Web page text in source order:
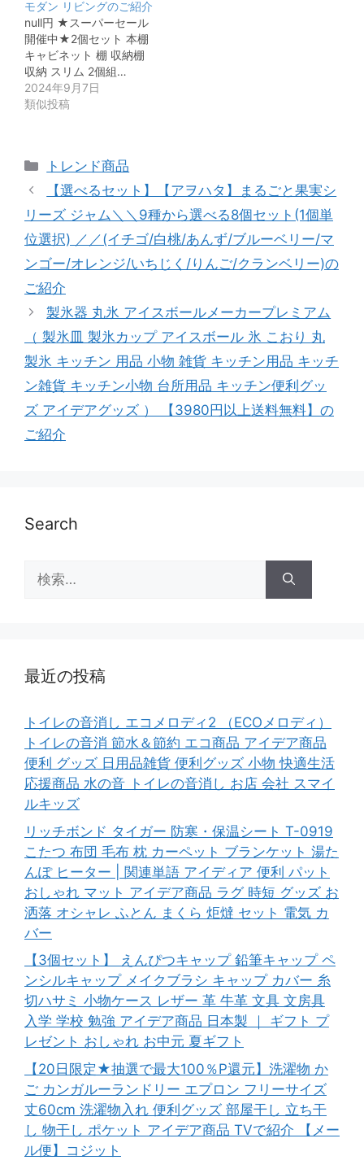
モダン リビングのご紹介
null円 ★スーパーセール
開催中★2個セット 本棚
キャビネット 棚 収納棚
収納 スリム 2個組…
2024年9月7日
類似投稿
カ
テ
リ
ー
トレンド商品
【選べるセット】【アヲハタ】まるごと果実シ
リーズ ジャム＼＼9種から選べる8個セット(1個単
位選択) ／／(イチゴ/白桃/あんず/ブルーベリー/マ
ンゴー/オレンジ/いちじく/りんご/クランベリー)の
ご紹介
製氷器 丸氷 アイスボールメーカープレミアム
（ 製氷皿 製氷カップ アイスボール 氷 こおり 丸
製氷 キッチン 用品 小物 雑貨 キッチン用品 キッチ
ン雑貨 キッチン小物 台所用品 キッチン便利グッ
ズ アイデアグッズ ） 【3980円以上送料無料】の
ご紹介
Search
索:
最近の投稿
トイレの音消し エコメロディ2 （ECOメロディ）
トイレの音消 節水＆節約 エコ商品 アイデア商品
便利 グッズ 日用品雑貨 便利グッズ 小物 快適生活
応援商品 水の音 トイレの音消し お店 会社 スマイ
ルキッズ
リッチボンド タイガー 防寒・保温シート T-0919
こたつ 布団 毛布 枕 カーペット ブランケット 湯た
んぽ ヒーター | 関連単語 アイディア 便利 パット
おしゃれ マット アイデア商品 ラグ 時短 グッズ お
洒落 オシャレ ふとん まくら 炬燵 セット 電気 カ
バー
【3個セット】 えんぴつキャップ 鉛筆キャップ ペ
ンシルキャップ メイクブラシ キャップ カバー 糸
切ハサミ 小物ケース レザー 革 牛革 文具 文房具
入学 学校 勉強 アイデア商品 日本製 ｜ ギフト プ
レゼント おしゃれ お中元 夏ギフト
【20日限定★抽選で最大100％P還元】洗濯物 か
ご カンガルーランドリー エプロン フリーサイズ
丈60cm 洗濯物入れ 便利グッズ 部屋干し 立ち干
し 物干し ポケット アイデア商品 TVで紹介 【メー
ル便】コジット